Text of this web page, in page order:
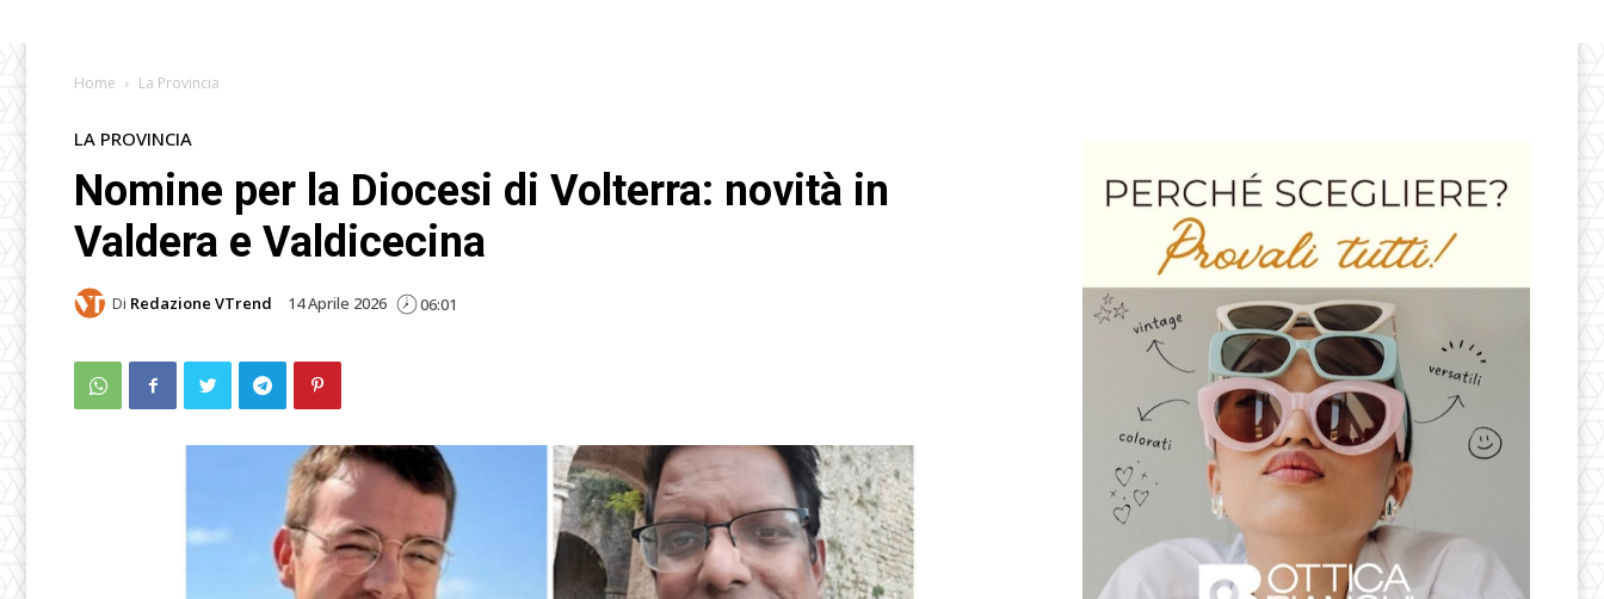
Home La Provincia
LA PROVINCIA
Nomine per la Diocesi di Volterra: novità in
Valdera e Valdicecina
Di Redazione VTrend 14 Aprile 2026 06:01